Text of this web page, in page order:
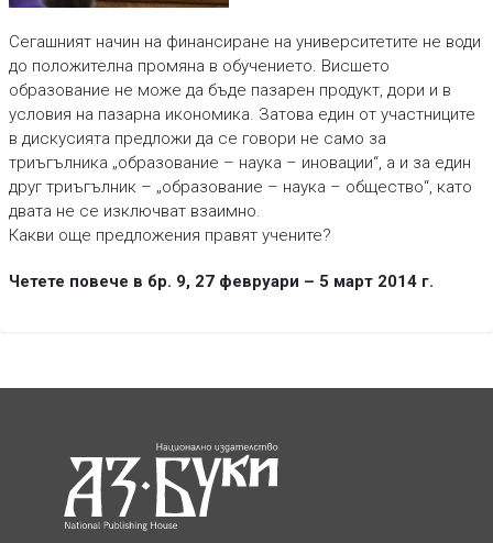
Сегашният начин на финансиране на университетите не води
до положителна промяна в обучението. Висшето
образование не може да бъде пазарен продукт, дори и в
условия на пазарна икономика. Затова един от участниците
в дискусията предложи да се говори не само за
триъгълника „образование – наука – иновации“, а и за един
друг триъгълник – „образование – наука – общество“, като
двата не се изключват взаимно.
Какви още предложения правят учените?
Четете повече в бр. 9, 27 февруари – 5 март 2014 г.